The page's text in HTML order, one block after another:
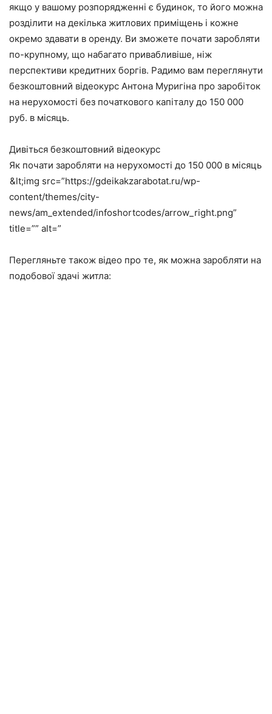
якщо у вашому розпорядженні є будинок, то його можна
розділити на декілька житлових приміщень і кожне
окремо здавати в оренду. Ви зможете почати заробляти
по-крупному, що набагато привабливіше, ніж
перспективи кредитних боргів. Радимо вам переглянути
безкоштовний відеокурс Антона Муригіна про заробіток
на нерухомості без початкового капіталу до 150 000
руб. в місяць.
Дивіться безкоштовний відеокурс
Як почати заробляти на нерухомості до 150 000 в місяць
&lt;img src=”https://gdeikakzarabotat.ru/wp-
content/themes/city-
news/am_extended/infoshortcodes/arrow_right.png”
title=”” alt=”
Перегляньте також відео про те, як можна заробляти на
подобової здачі житла: